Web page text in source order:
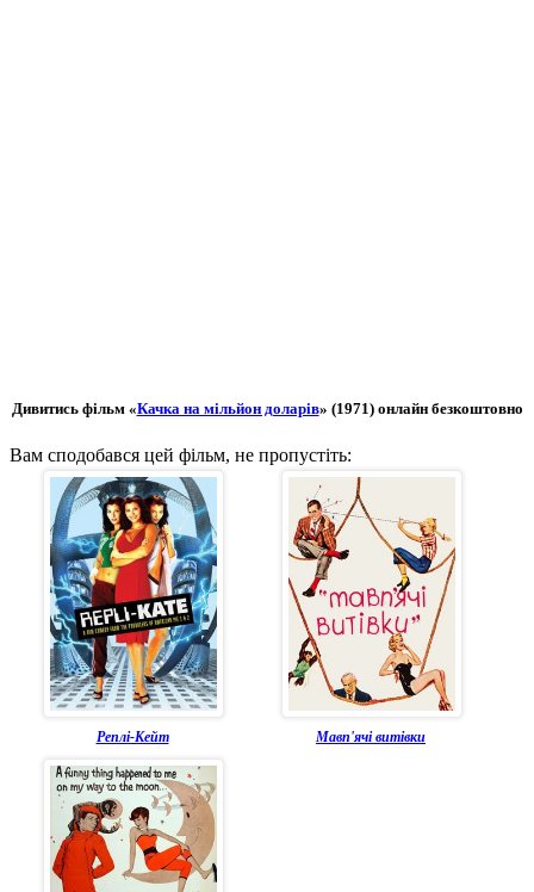
Дивитись фільм «Качка на мільйон доларів» (1971) онлайн безкоштовно
Вам сподобався цей фільм, не пропустіть:
Реплі-Кейт Мавп'ячі витівки